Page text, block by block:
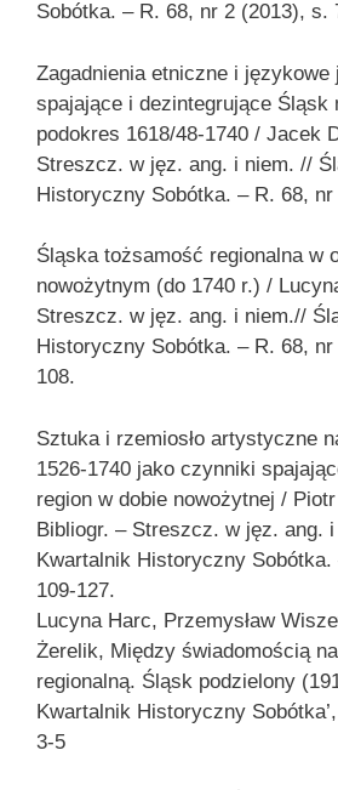
Sobótka. – R. 68, nr 2 (2013), s.
Zagadnienia etniczne i językowe
spajające i dezintegrujące Śląsk
podokres 1618/48-1740 / Jacek
Streszcz. w jęz. ang. i niem. //
Historyczny Sobótka. – R. 68,
Śląska tożsamość regionalna w
nowożytnym (do 1740 r.) /
Streszcz. w jęz. ang. i niem.//
Historyczny Sobótka. – R. 68,
108.
Sztuka i rzemiosło artystyczne
1526-1740 jako czynniki
region w dobie nowożytnej /
Bibliogr. – Streszcz. w jęz. ang.
Kwartalnik Historyczny Sobótka.
109-127.
Lucyna Harc, Przemysław
Żerelik, Między świadomością
regionalną. Śląsk podzielony
Kwartalnik Historyczny
3-5